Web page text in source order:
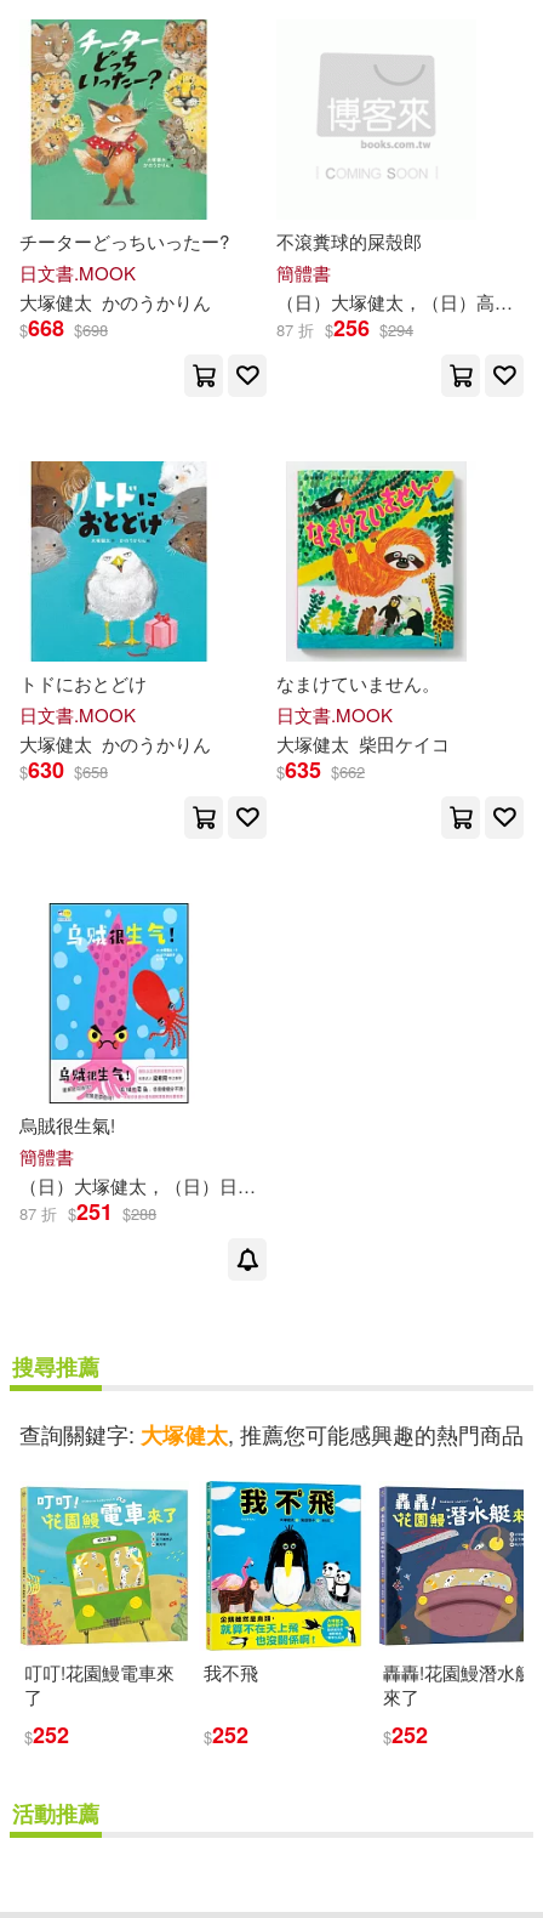
チーターどっちいったー?
日文書.MOOK
大塚健太 かのうかりん
$668 $698
不滾糞球的屎殼郎
簡體書
（日） 大塚健太 ，（日）高畠純
87 折 $256 $294
トドにおとどけ
日文書.MOOK
大塚健太 かのうかりん
$630 $658
なまけていません。
日文書.MOOK
大塚健太 柴田ケイコ
$635 $662
烏賊很生氣!
簡體書
（日） 大塚健太 ，（日）日下美奈子
87 折 $251 $288
搜尋推薦
查詢關鍵字: 大塚健太, 推薦您可能感興趣的熱門商品
叮叮!花園鰻電車來
了
$252
我不飛
$252
轟轟!花園鰻潛水艇
來了
$252
活動推薦